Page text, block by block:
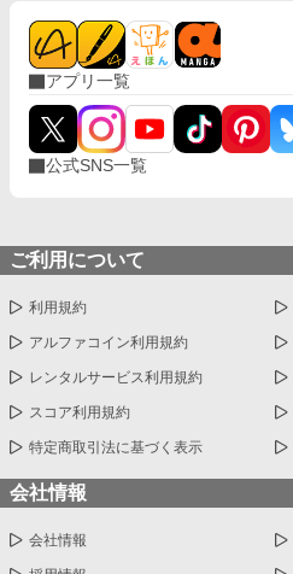
アプリ一覧
公式SNS一覧
ご利用について
利用規約
アルファコイン利用規約
レンタルサービス利用規約
スコア利用規約
特定商取引法に基づく表示
会社情報
会社情報